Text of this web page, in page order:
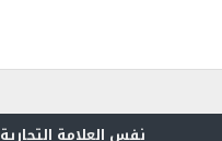
نفس العلامة التجارية